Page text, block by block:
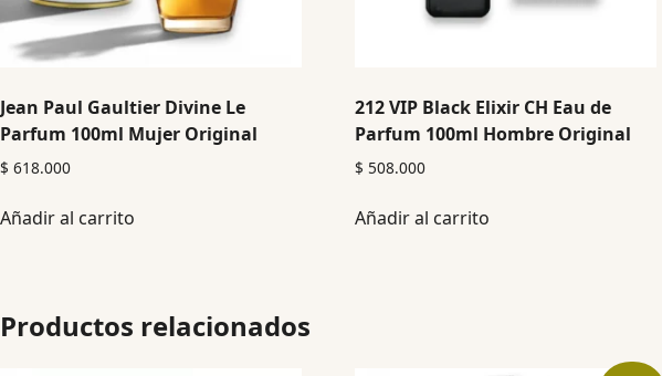
Jean Paul Gaultier Divine Le
Parfum 100ml Mujer Original
$ 618.000
Añadir al carrito
212 VIP Black Elixir CH Eau de
Parfum 100ml Hombre Original
$ 508.000
Añadir al carrito
Productos relacionados